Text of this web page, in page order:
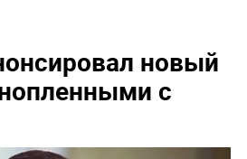
новый
с